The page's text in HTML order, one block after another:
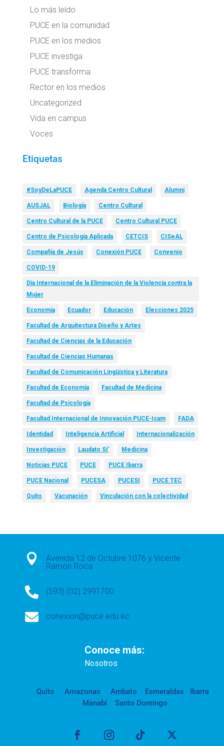
Lo más leído
PUCE en la comunidad
PUCE en los medios
PUCE investiga
PUCE transforma
Rector en los medios
Uncategorized
Vida en campus
Voces
Etiquetas
#SoyDeLaPUCE Agenda Centro Cultural Alumni
AUSJAL Biología Centro Cultural
Centro Cultural de la PUCE Centro Cultural PUCE
Centro de Psicología Aplicada CETCIS CISeAL
Compañía de Jesús Conexión PUCE Convenio
COVID-19
Día Internacional de la Eliminación de la Violencia contra la
Mujer
Economía Ecuador Educación Elecciones 2025
Facultad de Arquitectura Diseño y Artes
Facultad de Ciencias de la Educación
Facultad de Ciencias Humanas
Facultad de Comunicación Lingüística y Literatura
Facultad de Economía Facultad de Medicina
Facultad de Psicología
Facultad Internacional de Innovación PUCE-Icam FADA
Identidad Inteligencia Artificial Internacionalización
Investigación Laudato Si’ Medicina
Noticias PUCE PUCE PUCE Ibarra
PUCE Nacional PUCESA PUCESI PUCE TEC
Quito Vacunación Vinculación con la colectividad

Avenida 12 de Octubre 1076 y Vicente
Ramón Roca
 (593) (02) 2991700
 conexion@puce.edu.ec
Conoce más:
Nosotros
Quito Amazonas Ambato Esmeraldas
Ibarra
Manabí
Santo Domingo